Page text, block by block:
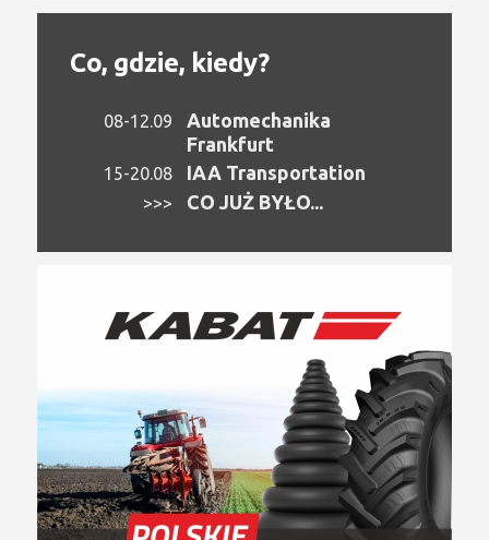
Co, gdzie, kiedy?
08-12.09
Automechanika
Frankfurt
15-20.08 IAA Transportation
>>> CO JUŻ BYŁO...